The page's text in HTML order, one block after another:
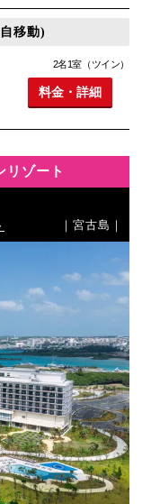
移動)
2名1室（ツイン）
料金・詳細
リゾート
｜宮古島｜